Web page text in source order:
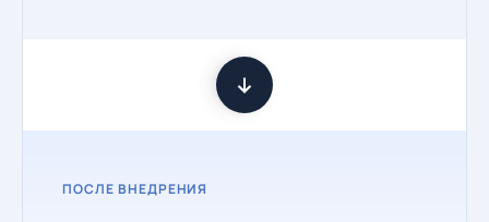
ПОСЛЕ ВНЕДРЕНИЯ